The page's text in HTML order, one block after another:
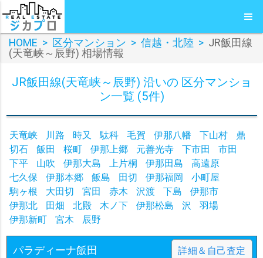
HOME > 区分マンション > 信越・北陸 > JR飯田線
(天竜峡～辰野) 相場情報
JR飯田線(天竜峡～辰野) 沿いの 区分マンショ
ン一覧 (5件)
天竜峡 川路 時又 駄科 毛賀 伊那八幡 下山村
鼎
切石
飯田 桜町 伊那上郷 元善光寺 下市田
市田
下平
山吹 伊那大島 上片桐 伊那田島
高遠原
七久保
伊那本郷 飯島 田切 伊那福岡
小町屋
駒ヶ根
大田切 宮田 赤木 沢渡 下島
伊那市
伊那北
田畑 北殿 木ノ下 伊那松島 沢
羽場
伊那新町
宮木 辰野
パラディーナ飯田 詳細＆自己査定